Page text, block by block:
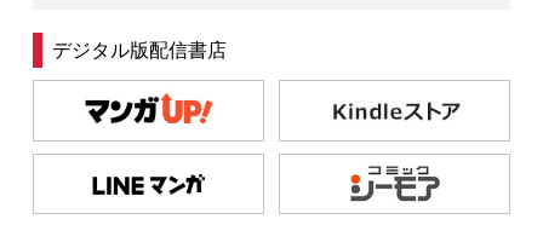
デジタル版配信書店